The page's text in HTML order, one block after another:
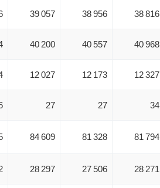
39 057 38 956 38 816
40 200 40 557 40 968
12 027 12 173 12 327
27 27 34
84 609 81 328 81 794
28 297 27 506 28 271